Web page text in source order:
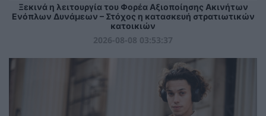
Ξεκινά η λειτουργία του Φορέα Αξιοποίησης Ακινήτων
Ενόπλων Δυνάμεων – Στόχος η κατασκευή στρατιωτικών
κατοικιών
2026-08-08 03:53:37